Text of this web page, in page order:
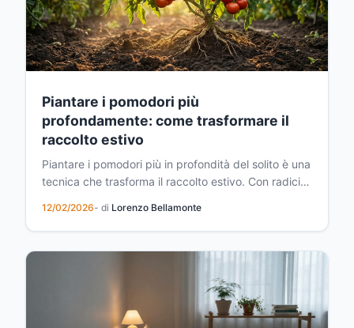
Piantare i pomodori più
profondamente: come trasformare il
raccolto estivo
Piantare i pomodori più in profondità del solito è una
tecnica che trasforma il raccolto estivo. Con radici
radicale più robusto che garantisce umidità e
nutrienti costanti, risultando in una produzione
abbondante e distribuita per tutta la stagione.
12/02/2026- di Lorenzo Bellamonte